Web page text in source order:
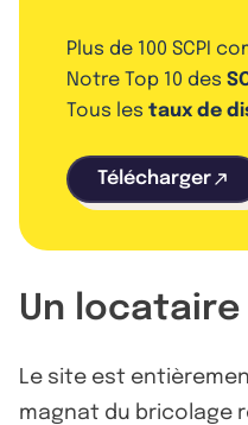
Plus de 100 SCPI
Notre Top 10 des
Tous les taux de
Télécharger
Un
Le site est
magnat du bricolage